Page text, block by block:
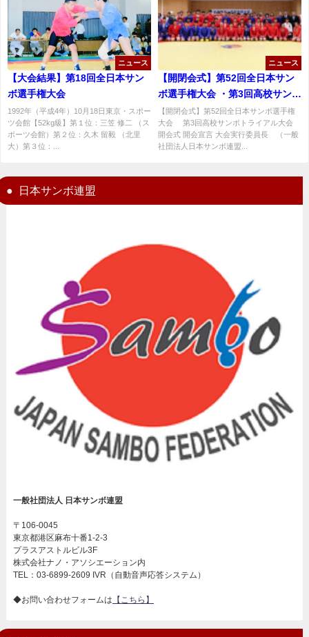
ニュース
【大会結果】第18回全日本サン
ボ選手権大会
1992年（平成4年）10月18日東京・スポー
ツ会館【52kg級】第１位：三笠 修二 （ス
ポーツ会館）第２位：久木 留毅 （北里
大）第３位：...
ニュース
【開閉会式】第52回全日本サン
ボ選手権大会 ・第3回高校サンボ
トライアル大会
【開閉会式】第52回全日本サンボ選手権
大会 第3回高校サンボトライアル大会
開会式 開会宣言 大会実行委員長 （一般
社団法人日本サンボ連盟...
日本サンボ連盟
一般社団法人 日本サンボ連盟
〒106-0045
東京都港区麻布十番1-2-3
プラスアストルビル3F
株式会社ナノ・アソシエーション内
TEL：03-6899-2609 IVR（自動音声応答システム）
◆お問い合わせフォームは 【こちら】